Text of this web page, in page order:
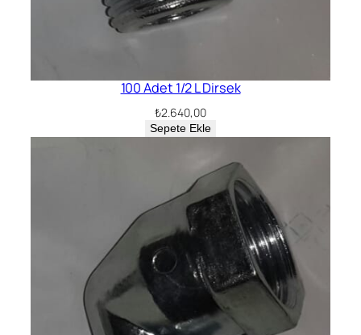
100 Adet 1/2 L Dirsek
₺2.640,00
Sepete Ekle